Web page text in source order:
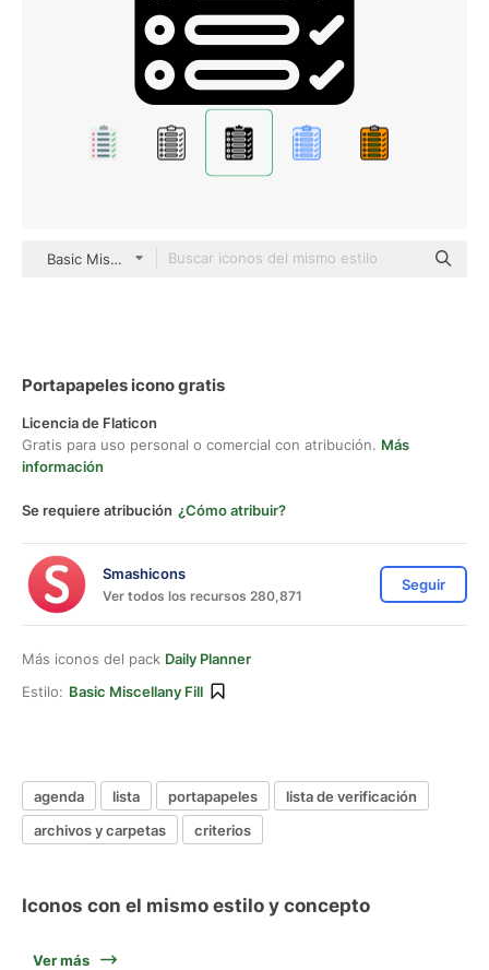
Basic Miscellany Fill
Portapapeles icono gratis
Licencia de Flaticon
Gratis para uso personal o comercial con atribución. Más
información
Se requiere atribución ¿Cómo atribuir?
Smashicons
Ver todos los recursos 280,871
Seguir
Más iconos del pack Daily Planner
Estilo: Basic Miscellany Fill
agenda lista portapapeles
lista de verificación
archivos y carpetas
criterios
Iconos con el mismo estilo y concepto
Ver más